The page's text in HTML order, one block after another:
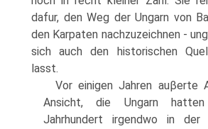
dafur, den Weg der Ungarn von
den Karpaten nachzuzeichnen -
sich auch den historischen
lasst.
Vor einigen Jahren auβerte
Ansicht, die Ungarn
Jahrhundert irgendwo in der